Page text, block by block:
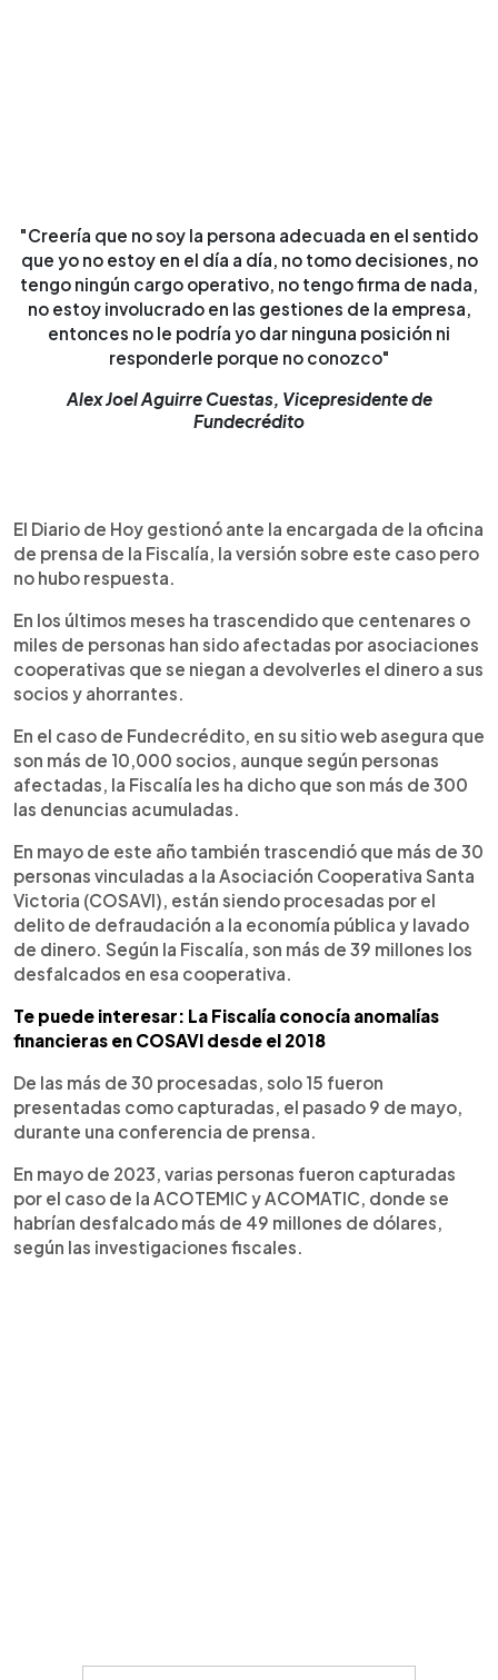
"Creería que no soy la persona adecuada en el sentido
que yo no estoy en el día a día, no tomo decisiones, no
tengo ningún cargo operativo, no tengo firma de nada,
no estoy involucrado en las gestiones de la empresa,
entonces no le podría yo dar ninguna posición ni
responderle porque no conozco"
Alex Joel Aguirre Cuestas, Vicepresidente de
Fundecrédito
El Diario de Hoy gestionó ante la encargada de la oficina
de prensa de la Fiscalía, la versión sobre este caso pero
no hubo respuesta.
En los últimos meses ha trascendido que centenares o
miles de personas han sido afectadas por asociaciones
cooperativas que se niegan a devolverles el dinero a sus
socios y ahorrantes.
En el caso de Fundecrédito, en su sitio web asegura que
son más de 10,000 socios, aunque según personas
afectadas, la Fiscalía les ha dicho que son más de 300
las denuncias acumuladas.
En mayo de este año también trascendió que más de 30
personas vinculadas a la Asociación Cooperativa Santa
Victoria (COSAVI), están siendo procesadas por el
delito de defraudación a la economía pública y lavado
de dinero. Según la Fiscalía, son más de 39 millones los
desfalcados en esa cooperativa.
Te puede interesar: La Fiscalía conocía anomalías
financieras en COSAVI desde el 2018
De las más de 30 procesadas, solo 15 fueron
presentadas como capturadas, el pasado 9 de mayo,
durante una conferencia de prensa.
En mayo de 2023, varias personas fueron capturadas
por el caso de la ACOTEMIC y ACOMATIC, donde se
habrían desfalcado más de 49 millones de dólares,
según las investigaciones fiscales.